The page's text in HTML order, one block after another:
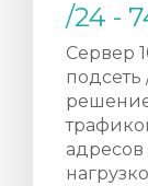
/24 -
Сервер
подсеть
адресов